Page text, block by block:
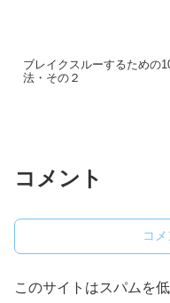
ブレイクスルーするための
法・その２
コメント
コ
このサイトはスパムを